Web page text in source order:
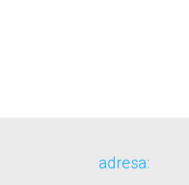
adresa: